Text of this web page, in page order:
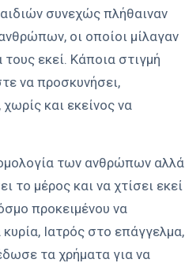
συνεχώς πλήθαιναν
οι οποίοι μίλαγαν
εκεί. Κάποια στιγμή
να προσκυνήσει,
και εκείνος να
των ανθρώπων αλλά
το μέρος και να χτίσει εκεί
προκειμένου να
Ιατρός στο επάγγελμα,
τα χρήματα για να